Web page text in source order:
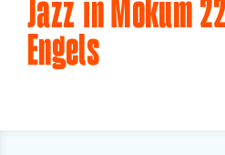
Jazz in Mokum
Engels